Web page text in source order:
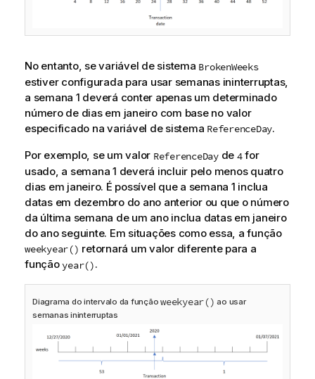
No entanto, se variável de sistema BrokenWeeks
estiver configurada para usar semanas ininterruptas,
a semana 1 deverá conter apenas um determinado
número de dias em janeiro com base no valor
especificado na variável de sistema ReferenceDay.
Por exemplo, se um valor ReferenceDayde 4for
usado, a semana 1 deverá incluir pelo menos quatro
dias em janeiro. É possível que a semana 1 inclua
datas em dezembro do ano anterior ou que o número
da última semana de um ano inclua datas em janeiro
do ano seguinte. Em situações como essa, a função
weekyear() retornará um valor diferente para a
funçãoyear().
Diagrama do intervalo da função weekyear() ao usar
semanas ininterruptas